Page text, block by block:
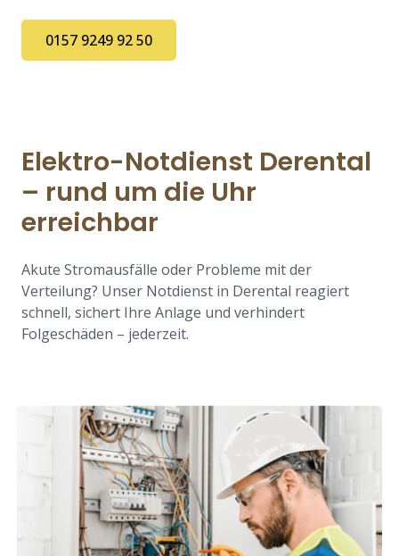
0157 9249 92 50
Elektro-Notdienst Derental
– rund um die Uhr
erreichbar
Akute Stromausfälle oder Probleme mit der
Verteilung? Unser Notdienst in Derental reagiert
schnell, sichert Ihre Anlage und verhindert
Folgeschäden – jederzeit.